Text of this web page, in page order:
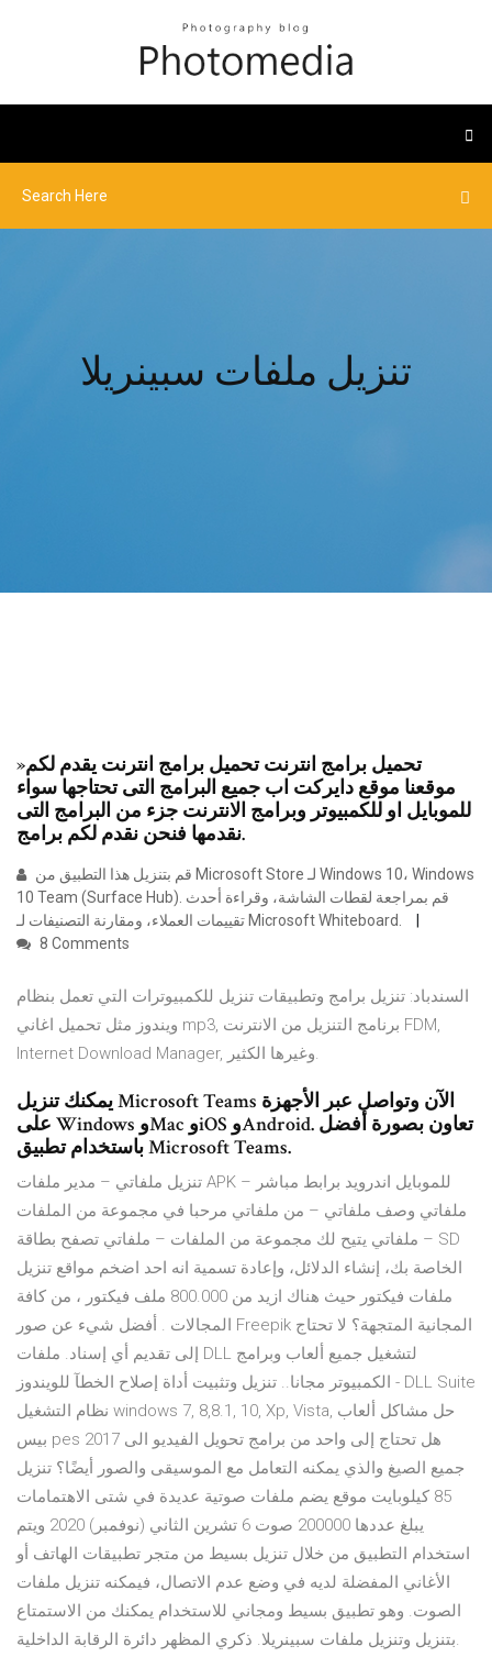
تنزيل ملفات سبينريلا
»تحميل برامج انترنت تحميل برامج انترنت يقدم لكم
موقعنا موقع دايركت اب جميع البرامج التى تحتاجها سواء
للموبايل او للكمبيوتر وبرامج الانترنت جزء من البرامج التى
نقدمها فنحن نقدم لكم برامج.
10 Team (Surface Hub). قم بمراجعة لقطات الشاشة، وقراءة أحدث
تقييمات العملاء، ومقارنة التصنيفات لـ Microsoft Whiteboard.
8 Comments
السندباد: تنزيل برامج وتطبيقات تنزيل للكمبيوترات التي تعمل بنظام
ويندوز مثل تحميل اغاني mp3, برنامج التنزيل من الانترنت FDM,
Internet Download Manager, وغيرها الكثير.
يمكنك تنزيل Microsoft Teams الآن وتواصل عبر الأجهزة
على Windows وMac وiOS وAndroid. تعاون بصورة أفضل
باستخدام تطبيق Microsoft Teams.
تنزيل ملفاتي – مدير ملفات APK للموبايل اندرويد برابط مباشر –
ملفاتي وصف ملفاتي – من ملفاتي مرحبا في مجموعة من الملفات
– ملفاتي يتيح لك مجموعة من الملفات – ملفاتي تصفح بطاقة SD
الخاصة بك، إنشاء الدلائل، وإعادة تسمية انه احد اضخم مواقع تنزيل
ملفات فيكتور حيث هناك ازيد من 800.000 ملف فيكتور ، من كافة
المجالات . أفضل شيء عن صور Freepik المجانية المتجهة؟ لا تحتاج
إلى تقديم أي إسناد. ملفات DLL لتشغيل جميع ألعاب وبرامج
الكمبيوتر مجانا.. تنزيل وتثبيت أداة إصلاح الخطآ للويندوز - DLL Suite
نظام التشغيل windows 7, 8,8.1, 10, Xp, Vista, حل مشاكل ألعاب
بيس pes 2017 هل تحتاج إلى واحد من برامج تحويل الفيديو الى
جميع الصيغ والذي يمكنه التعامل مع الموسيقى والصور أيضًا؟ تنزيل
85 كيلوبايت موقع يضم ملفات صوتية عديدة في شتى الاهتمامات
يبلغ عددها 200000 صوت 6 تشرين الثاني (نوفمبر) 2020 ويتم
استخدام التطبيق من خلال تنزيل بسيط من متجر تطبيقات الهاتف أو
الأغاني المفضلة لديه في وضع عدم الاتصال، فيمكنه تنزيل ملفات
الصوت. وهو تطبيق بسيط ومجاني للاستخدام يمكنك من الاستمتاع
بتنزيل وتنزيل ملفات سبينريلا. ذكري المظهر دائرة الرقابة الداخلية.